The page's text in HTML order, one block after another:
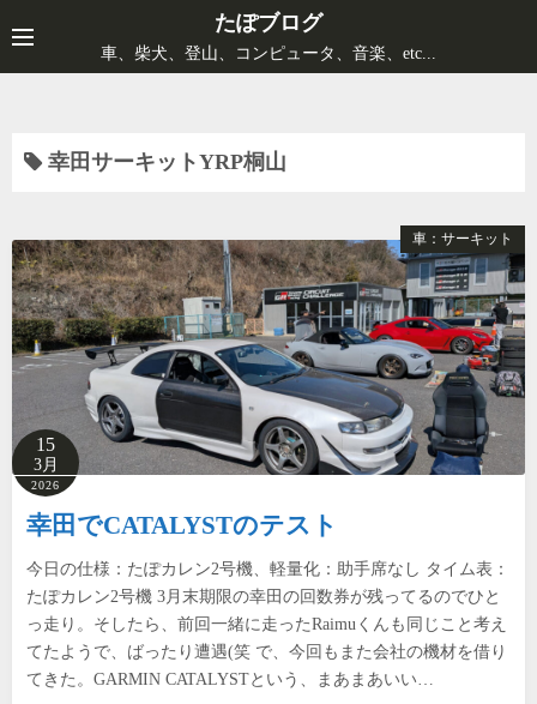
ン
テ
ッ
プ
たぽブログ
車、柴犬、登山、コンピュータ、音楽、etc...
幸田サーキットYRP桐山
車：サーキット
15
3月
2026
幸田でCATALYSTのテスト
今日の仕様：たぽカレン2号機、軽量化：助手席なし タイム表：
たぽカレン2号機 3月末期限の幸田の回数券が残ってるのでひと
っ走り。そしたら、前回一緒に走ったRaimuくんも同じこと考え
てたようで、ばったり遭遇(笑 で、今回もまた会社の機材を借り
てきた。GARMIN CATALYSTという、まあまあいい…